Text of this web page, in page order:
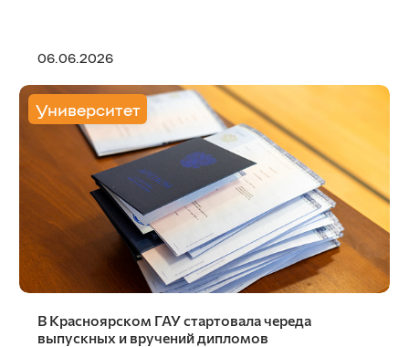
06.06.2026
Университет
В Красноярском ГАУ стартовала череда
выпускных и вручений дипломов